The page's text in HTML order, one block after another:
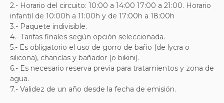
2.- Horario del circuito: 10:00 a 14:00 17:00 a 21:00. Horario
infantil de 10:00h a 11:00h y de 17:00h a 18:00h
3.- Paquete indivisible.
4.- Tarifas finales según opción seleccionada.
5.- Es obligatorio el uso de gorro de baño (de lycra o
silicona), chanclas y bañador (o bikini).
6.- Es necesario reserva previa para tratamientos y zona de
agua.
7.- Validez de un año desde la fecha de emisión.